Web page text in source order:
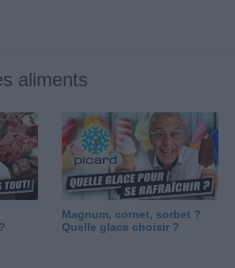
aliments
Magnum, cornet, sorbet ?
Quelle glace choisir ?